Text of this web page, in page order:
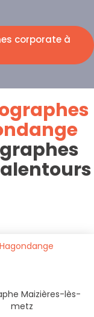
corporate à
Hagondange
Maizières-lès-
metz